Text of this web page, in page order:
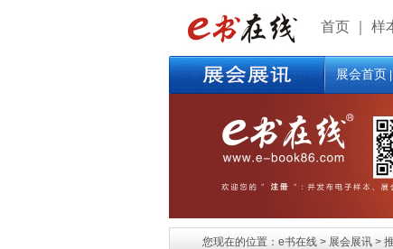
首页 样
展会首页|
您现在的位置：e书在线 > 展会展讯 > 推